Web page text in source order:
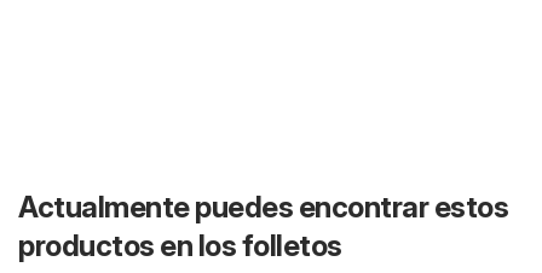
Actualmente puedes encontrar estos
productos en los folletos